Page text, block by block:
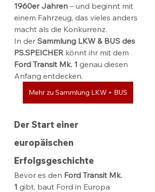
1960er Jahren – und beginnt mit
einem Fahrzeug, das vieles anders
macht als die Konkurrenz.
In der Sammlung LKW & BUS des
PS.SPEICHER könnt ihr mit dem
Ford Transit Mk. 1 genau diesen
Anfang entdecken.
Mehr zu Sammlung LKW + BUS
Der Start einer
europäischen
Erfolgsgeschichte
Bevor es den Ford Transit Mk.
1 gibt, baut Ford in Europa